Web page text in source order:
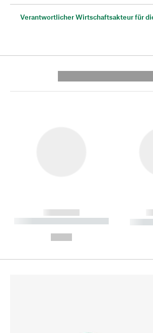
Verantwortlicher Wirtschaftsakteur für
------------
----------- ----------- --------